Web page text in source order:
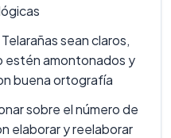
sean claros,
estén amontonados y
buena ortografía
sobre el número de
elaborar y reelaborar